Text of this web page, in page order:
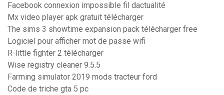
Facebook connexion impossible fil dactualité
Mx video player apk gratuit télécharger
The sims 3 showtime expansion pack télécharger free
Logiciel pour afficher mot de passe wifi
R-little fighter 2 télécharger
Wise registry cleaner 9.5.5
Farming simulator 2019 mods tracteur ford
Code de triche gta 5 pc